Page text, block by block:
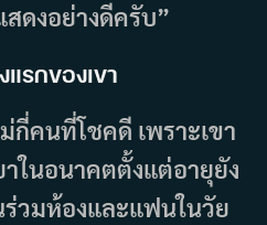
สดงอย่างดีครับ”
แรกของเขา
กี่คนที่โชคดี เพราะเขา
ในอนาคตตั้งแต่อายุยัง
วมห้องและแฟนในวัย